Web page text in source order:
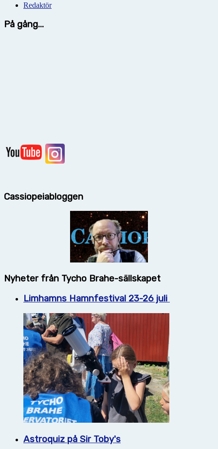
Redaktör
På gång...
Cassiopeiabloggen
Nyheter från Tycho Brahe-sällskapet
Limhamns Hamnfestival 23-26 juli
Astroquiz på Sir Toby's